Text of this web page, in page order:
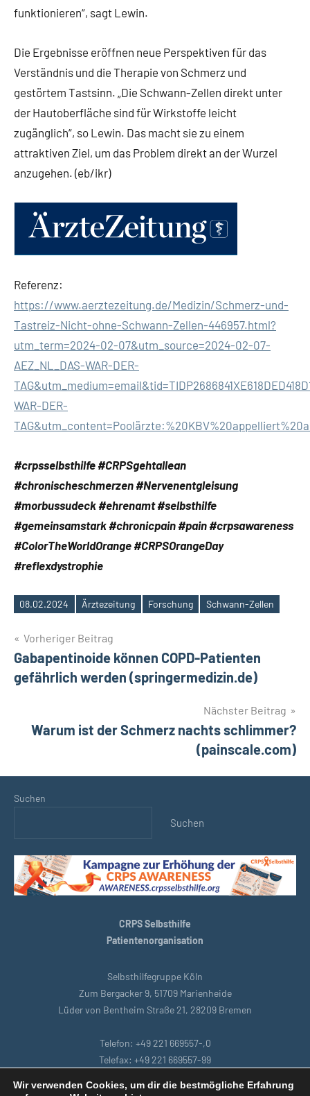
funktionieren“, sagt Lewin.
Die Ergebnisse eröffnen neue Perspektiven für das
Verständnis und die Therapie von Schmerz und
gestörtem Tastsinn. „Die Schwann-Zellen direkt unter
der Hautoberfläche sind für Wirkstoffe leicht
zugänglich“, so Lewin. Das macht sie zu einem
attraktiven Ziel, um das Problem direkt an der Wurzel
anzugehen. (eb/ikr)
Referenz:
https://www.aerztezeitung.de/Medizin/Schmerz-und-
Tastreiz-Nicht-ohne-Schwann-Zellen-446957.html?
utm_term=2024-02-07&utm_source=2024-02-07-
AEZ_NL_DAS-WAR-DER-
WAR-DER-
#crpsselbsthilfe #CRPSgehtallean
#chronischeschmerzen #Nervenentgleisung
#morbussudeck #ehrenamt #selbsthilfe
#gemeinsamstark #chronicpain #pain #crpsawareness
#ColorTheWorldOrange #CRPSOrangeDay
#reflexdystrophie
Schlagwörter
08.02.2024 Ärztezeitung Forschung Schwann-Zellen
Beitragsnavigation
Vorheriger Beitrag
Gabapentinoide können COPD-Patienten
gefährlich werden (springermedizin.de)
Nächster Beitrag
Warum ist der Schmerz nachts schlimmer?
(painscale.com)
Suchen
Suchen
CRPS Selbsthilfe
Patientenorganisation
Selbsthilfegruppe Köln
Zum Bergacker 9, 51709 Marienheide
Lüder von Bentheim Straße 21, 28209 Bremen
Telefon: +49 221 669557-,0
Telefax: +49 221 669557-99
Wir verwenden Cookies, um dir die bestmögliche Erfahrung